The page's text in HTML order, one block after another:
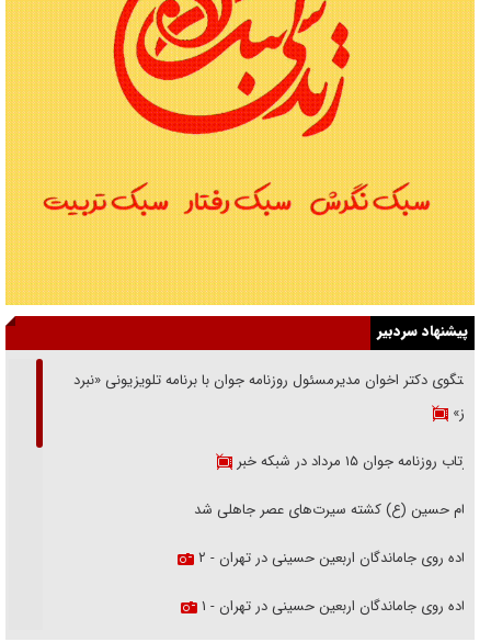
پیشنهاد سردبیر
گفتگوی دکتر اخوان مدیرمسئول روزنامه جوان با برنامه تلویزیونی «نبرد
هرمز»
بازتاب روزنامه جوان ۱۵ مرداد در شبکه خبر
امام حسین (ع) کشته سیرت‌های عصر جاهلی شد
پیاده روی جاماندگان اربعین حسینی در تهران - ۲
پیاده روی جاماندگان اربعین حسینی در تهران - ۱